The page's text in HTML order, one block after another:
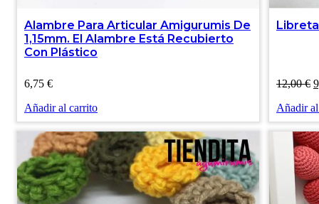
Alambre Para Articular Amigurumis De
1,15mm. El Alambre Está Recubierto
Con Plástico
6,75 €
Añadir al carrito
12,00€
Añadir